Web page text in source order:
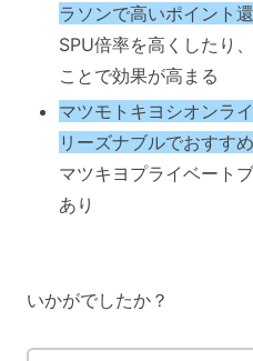
ラソンで高いポイント
SPU倍率を高くしたり
ことで効果が高まる
マツモトキヨシオンラ
リーズナブルでおすすめ
マツキヨプライベート
あり
いかがでしたか？